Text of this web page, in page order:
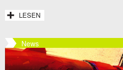
LESEN
News